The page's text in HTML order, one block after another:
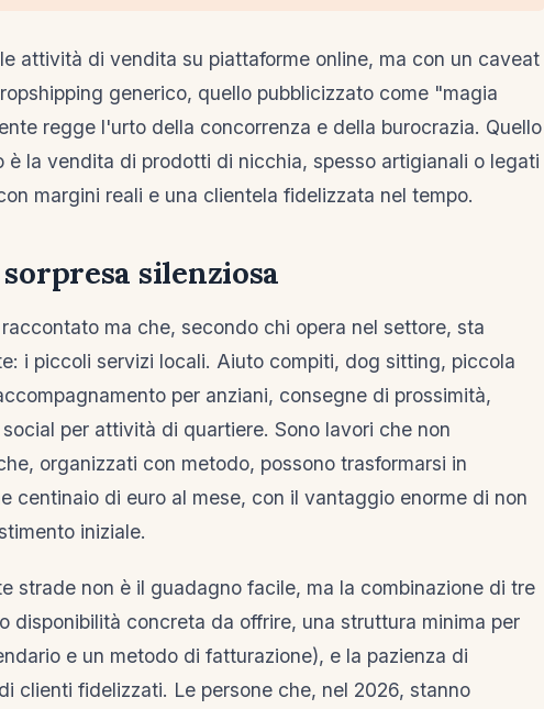
attività di vendita su piattaforme online, ma con un caveat
generico, quello pubblicizzato come "magia
regge l'urto della concorrenza e della burocrazia. Quello
è la vendita di prodotti di nicchia, spesso artigianali o legati
margini reali e una clientela fidelizzata nel tempo.
silenziosa
ma che, secondo chi opera nel settore, sta
i piccoli servizi locali. Aiuto compiti, dog sitting, piccola
per anziani, consegne di prossimità,
per attività di quartiere. Sono lavori che non
organizzati con metodo, possono trasformarsi in
centinaio di euro al mese, con il vantaggio enorme di non
iniziale.
strade non è il guadagno facile, ma la combinazione di tre
disponibilità concreta da offrire, una struttura minima per
e un metodo di fatturazione), e la pazienza di
clienti fidelizzati. Le persone che, nel 2026, stanno